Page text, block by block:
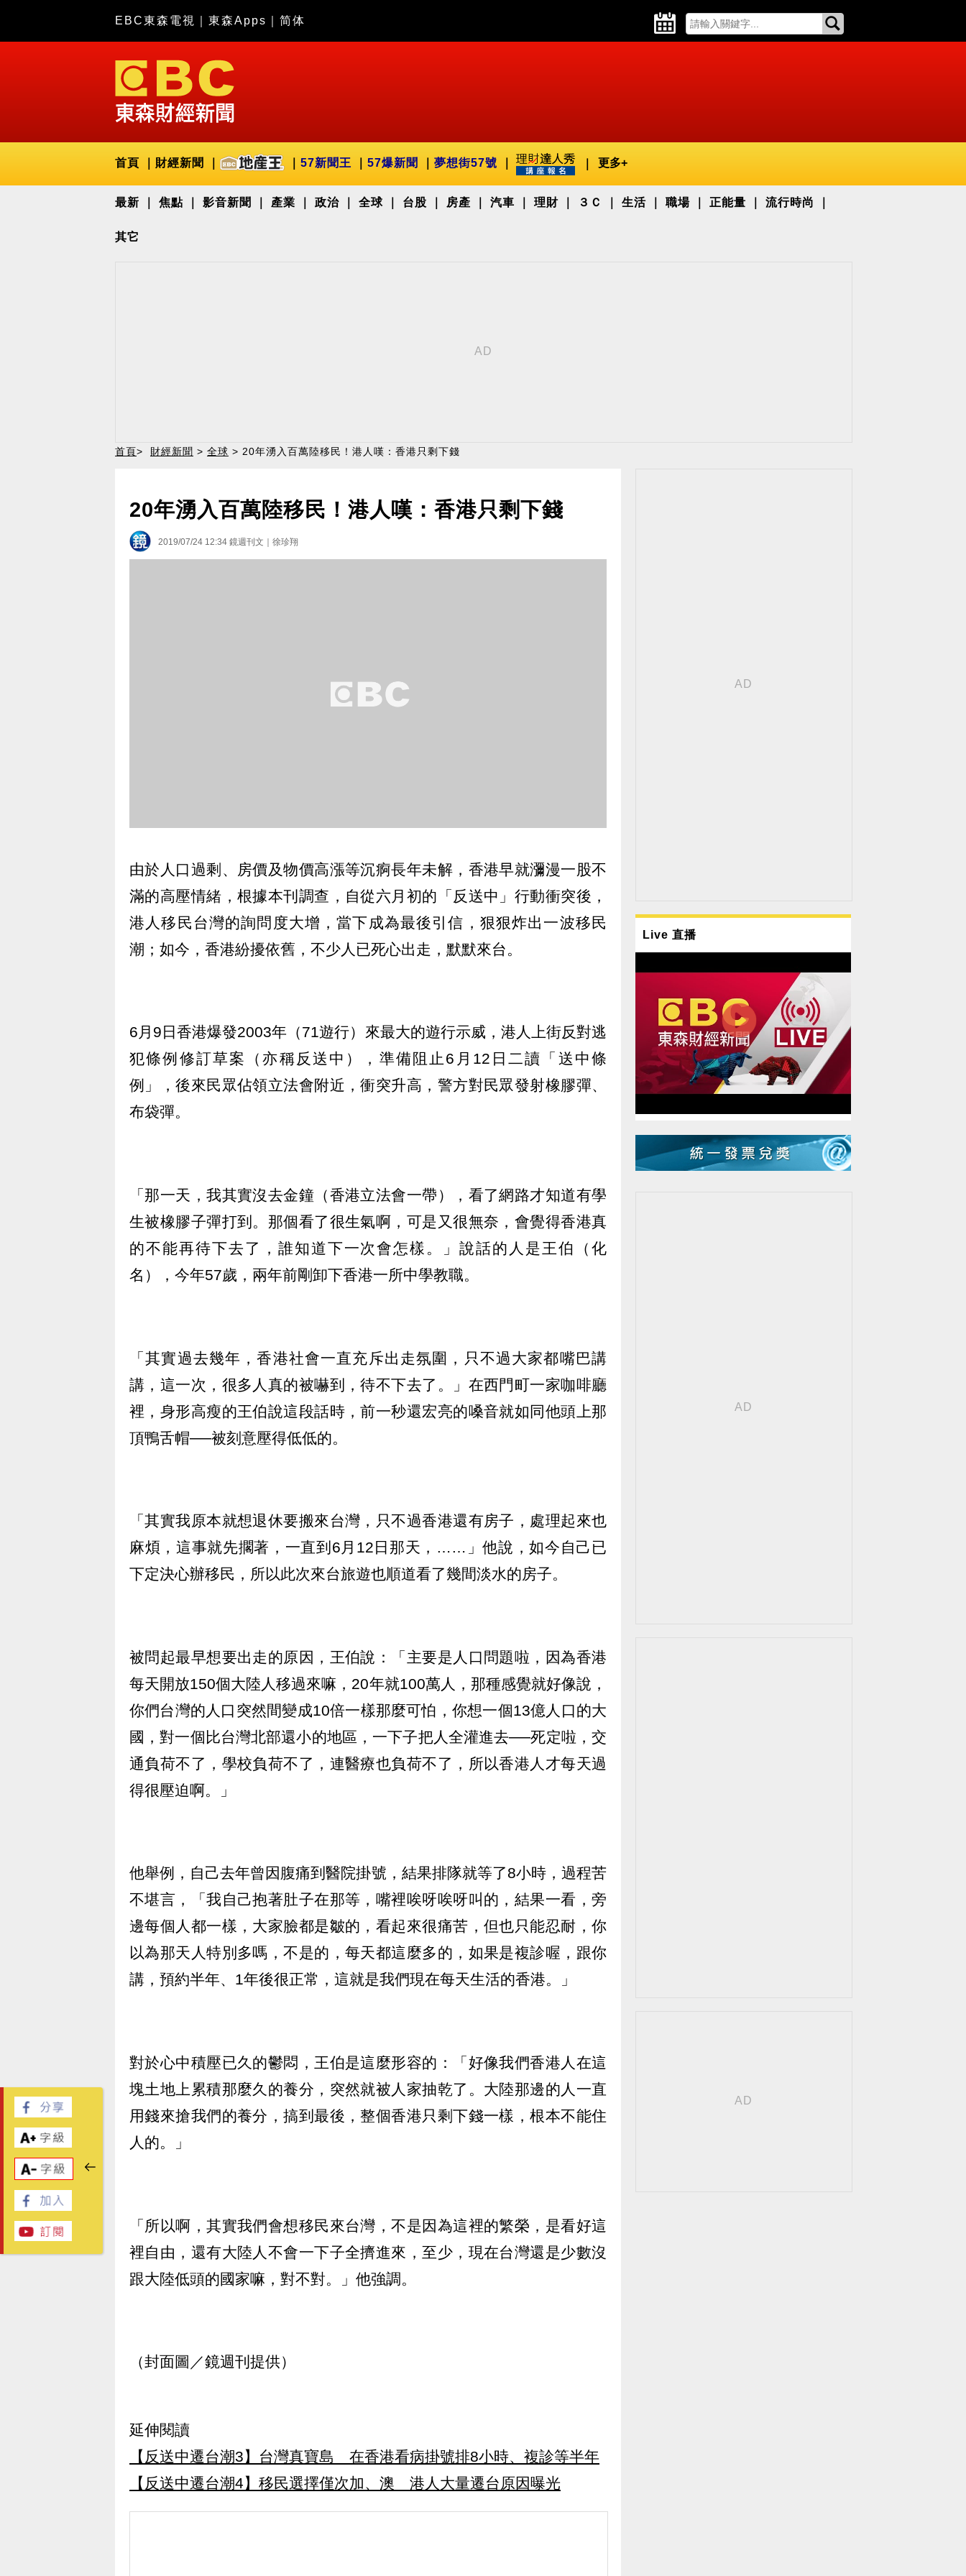
EBC東森電視 東森Apps 简体
首頁 財經新聞 57新聞王 57爆新聞 夢想街57號 更多+
最新 焦點 影音新聞 產業 政治 全球 台股 房產 汽車 理財 ３Ｃ 生活 職場 正能量 流行時尚
其它
首頁> 財經新聞 > 全球 > 20年湧入百萬陸移民！港人嘆：香港只剩下錢
20年湧入百萬陸移民！港人嘆：香港只剩下錢
2019/07/24 12:34 鏡週刊文｜徐珍翔
由於人口過剩、房價及物價高漲等沉痾長年未解，香港早就瀰漫一股不
滿的高壓情緒，根據本刊調查，自從六月初的「反送中」行動衝突後，
港人移民台灣的詢問度大增，當下成為最後引信，狠狠炸出一波移民
潮；如今，香港紛擾依舊，不少人已死心出走，默默來台。
6月9日香港爆發2003年（71遊行）來最大的遊行示威，港人上街反對逃
犯條例修訂草案（亦稱反送中），準備阻止6月12日二讀「送中條
例」，後來民眾佔領立法會附近，衝突升高，警方對民眾發射橡膠彈、
布袋彈。
「那一天，我其實沒去金鐘（香港立法會一帶），看了網路才知道有學
生被橡膠子彈打到。那個看了很生氣啊，可是又很無奈，會覺得香港真
的不能再待下去了，誰知道下一次會怎樣。」說話的人是王伯（化
名），今年57歲，兩年前剛卸下香港一所中學教職。
「其實過去幾年，香港社會一直充斥出走氛圍，只不過大家都嘴巴講
講，這一次，很多人真的被嚇到，待不下去了。」在西門町一家咖啡廳
裡，身形高瘦的王伯說這段話時，前一秒還宏亮的嗓音就如同他頭上那
頂鴨舌帽──被刻意壓得低低的。
「其實我原本就想退休要搬來台灣，只不過香港還有房子，處理起來也
麻煩，這事就先擱著，一直到6月12日那天，……」他說，如今自己已
下定決心辦移民，所以此次來台旅遊也順道看了幾間淡水的房子。
被問起最早想要出走的原因，王伯說：「主要是人口問題啦，因為香港
每天開放150個大陸人移過來嘛，20年就100萬人，那種感覺就好像說，
你們台灣的人口突然間變成10倍一樣那麼可怕，你想一個13億人口的大
國，對一個比台灣北部還小的地區，一下子把人全灌進去──死定啦，交
通負荷不了，學校負荷不了，連醫療也負荷不了，所以香港人才每天過
得很壓迫啊。」
他舉例，自己去年曾因腹痛到醫院掛號，結果排隊就等了8小時，過程苦
不堪言，「我自己抱著肚子在那等，嘴裡唉呀唉呀叫的，結果一看，旁
邊每個人都一樣，大家臉都是皺的，看起來很痛苦，但也只能忍耐，你
以為那天人特別多嗎，不是的，每天都這麼多的，如果是複診喔，跟你
講，預約半年、1年後很正常，這就是我們現在每天生活的香港。」
對於心中積壓已久的鬱悶，王伯是這麼形容的：「好像我們香港人在這
塊土地上累積那麼久的養分，突然就被人家抽乾了。大陸那邊的人一直
用錢來搶我們的養分，搞到最後，整個香港只剩下錢一樣，根本不能住
人的。」
「所以啊，其實我們會想移民來台灣，不是因為這裡的繁榮，是看好這
裡自由，還有大陸人不會一下子全擠進來，至少，現在台灣還是少數沒
跟大陸低頭的國家嘛，對不對。」他強調。
（封面圖／鏡週刊提供）
延伸閱讀
【反送中遷台潮3】台灣真寶島 在香港看病掛號排8小時、複診等半年
【反送中遷台潮4】移民選擇僅次加、澳 港人大量遷台原因曝光
Live 直播